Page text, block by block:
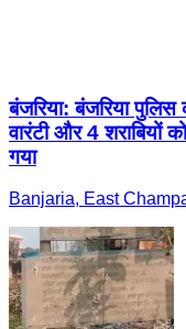
बंजरिया: बंजरिया
वारंटी और 4 शराबियों
गया
Banjaria, East